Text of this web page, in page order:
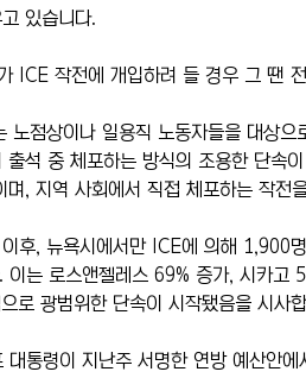
있습니다.
ICE 작전에 개입하려 들 경우 그 땐
노점상이나 일용직 노동자들을 대상
출석 중 체포하는 방식의 조용한 단속
, 지역 사회에서 직접 체포하는 작전
후, 뉴욕시에서만 ICE에 의해 1,900
이는 로스앤젤레스 69% 증가, 시카고
로 광범위한 단속이 시작됐음을 시사
통령이 지난주 서명한 연방 예산안